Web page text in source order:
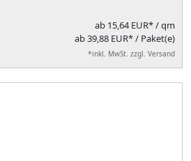
ab 15,64 EUR*/ qm
ab 39,88 EUR* / Paket(e)
*inkl. MwSt. zzgl. Versand